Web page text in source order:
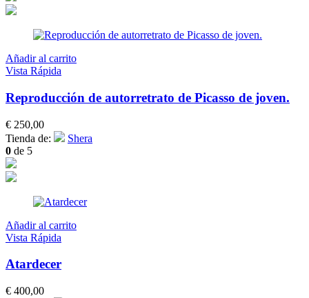
Añadir al carrito
Vista Rápida
Reproducción de autorretrato de Picasso de joven.
€ 250,00
Tienda de:
Shera
0 de 5
Añadir al carrito
Vista Rápida
Atardecer
€ 400,00